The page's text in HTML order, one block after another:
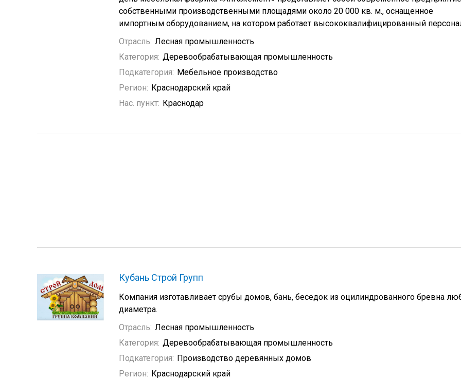
собственными производственными площадями около 20 000 кв. м., оснащенное
импортным оборудованием, на котором работает высококвалифицированный
Отрасль: Лесная промышленность
Категория: Деревообрабатывающая промышленность
Подкатегория: Мебельное производство
Регион: Краснодарский край
Нас. пункт: Краснодар
Кубань Строй Групп
Компания изготавливает срубы домов, бань, беседок из оцилиндрованного бревна
диаметра.
Отрасль: Лесная промышленность
Категория: Деревообрабатывающая промышленность
Подкатегория: Производство деревянных домов
Регион: Краснодарский край